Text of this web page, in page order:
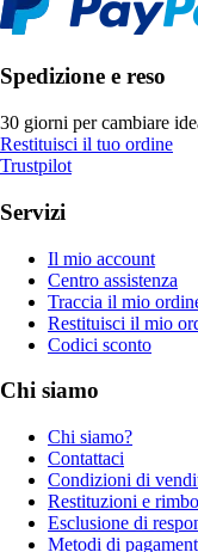
Spedizione e reso
30 giorni per cambiare
Restituisci il tuo ordine
Trustpilot
Servizi
Il mio account
Centro assistenza
Traccia il mio
Restituisci il mio
Codici sconto
Chi siamo
Chi siamo?
Contattaci
Condizioni di
Restituzioni e
Esclusione di
Metodi di